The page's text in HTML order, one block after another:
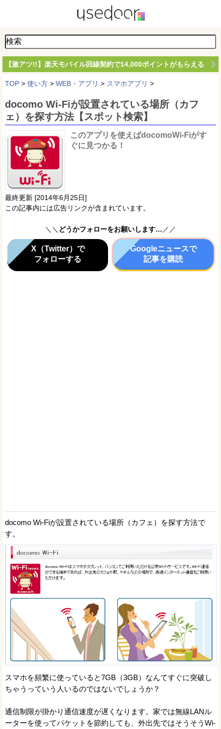
【激アツ!!】楽天モバイル回線契約で14,000ポイントがもらえる
TOP > 使い方 > WEB・アプリ > スマホアプリ >
docomo Wi-Fiが設置されている場所（カフ
ェ）を探す方法【スポット検索】
このアプリを使えばdocomoWi-Fiがす
ぐに見つかる！
最終更新 [2014年6月25日]
この記事内には広告リンクが含まれています。
＼＼ どうかフォローをお願いします… ／／
X（Twitter）で
フォローする
Googleニュースで
記事を購読
docomo Wi-Fiが設置されている場所（カフェ）を探す方法で
す。
スマホを頻繁に使っていると7GB（3GB）なんてすぐに突破し
ちゃうっていう人いるのではないでしょうか？
通信制限が掛かり通信速度が遅くなります。家では無線LANル
ーターを使ってパケットを節約しても、外出先ではそうそうWi-